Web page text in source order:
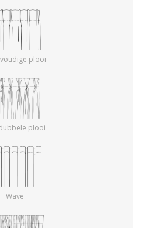
plooi
plooi
Wave